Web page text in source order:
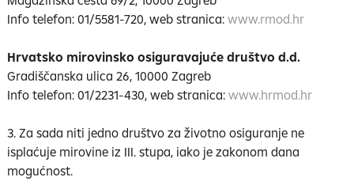
Info telefon: 01/5581-720, web stranica:www.rmod.hr
Hrvatsko mirovinsko osiguravajuće društvo d.d.
Gradiščanska ulica 26, 10000 Zagreb
Info telefon: 01/2231-430, web stranica:www.hrmod.hr
3. Za sada niti jedno društvo za životno osiguranje ne
isplaćuje mirovine iz III. stupa, iako je zakonom dana
mogućnost.